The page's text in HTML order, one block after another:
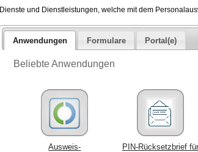
Dienste und Dienstleistungen, welche mit dem
Anwendungen Formulare Portal(e)
Beliebte Anwendungen
Ausweis-
PIN-Rücksetzbrief für